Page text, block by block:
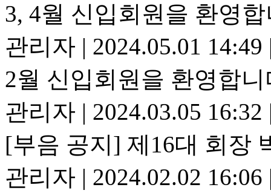
3, 4월 신입회원을 환영
관리자 | 2024.05.01 14:49
2월 신입회원을 환영합니
관리자 | 2024.03.05 16:32
[부음 공지] 제16대 회장
관리자 | 2024.02.02 16:06